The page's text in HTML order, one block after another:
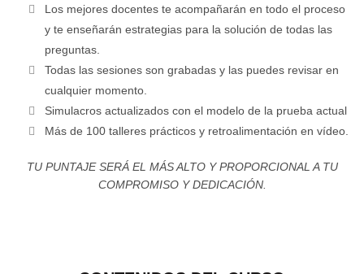
Los mejores docentes te acompañarán en todo el proceso
y te enseñarán estrategias para la solución de todas las
preguntas.
Todas las sesiones son grabadas y las puedes revisar en
cualquier momento.
Simulacros actualizados con el modelo de la prueba actual
Más de 100 talleres prácticos y retroalimentación en vídeo.
TU PUNTAJE SERÁ EL MÁS ALTO Y PROPORCIONAL A TU
COMPROMISO Y DEDICACIÓN.